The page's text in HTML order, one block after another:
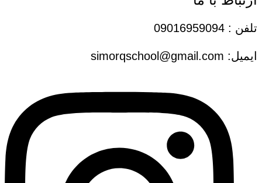
تلفن : 09016959094
ایمیل: simorqschool@gmail.com